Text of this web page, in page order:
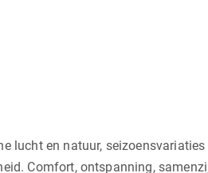
lucht en natuur,
Comfort, ontspanning,